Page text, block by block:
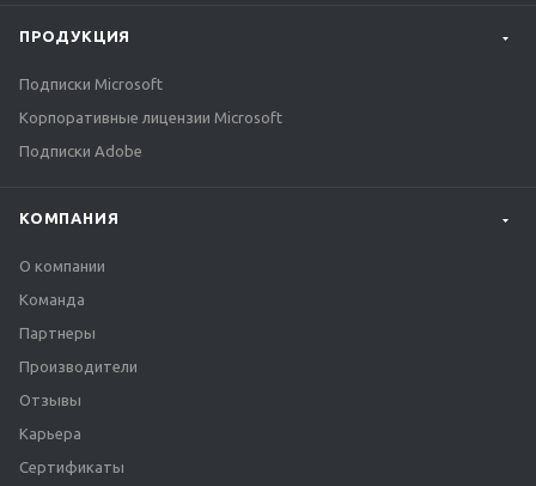
ПРОДУКЦИЯ
Подписки Microsoft
Корпоративные лицензии Microsoft
Подписки Adobe
КОМПАНИЯ
О компании
Команда
Партнеры
Производители
Отзывы
Карьера
Сертификаты